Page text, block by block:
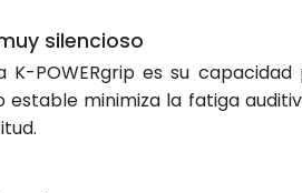
silencioso
POWERgrip es su
minimiza la fatiga